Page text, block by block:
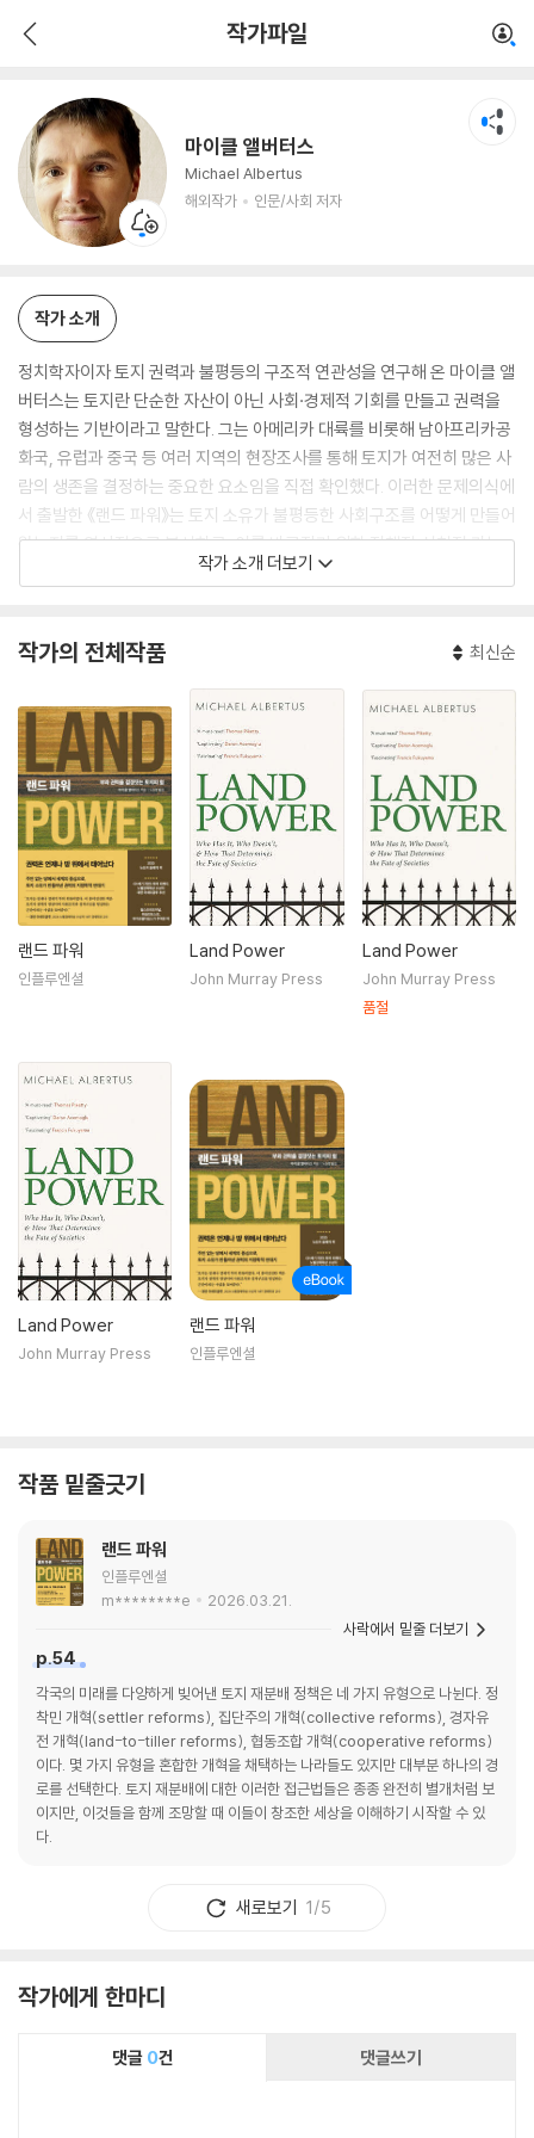
작가파일
마이클 앨버터스
Michael Albertus
해외작가
인문/사회 저자
인문/사회 저자
작가 소개
정치학자이자 토지 권력과 불평등의 구조적 연관성을 연구해 온 마이클 앨
버터스는 토지란 단순한 자산이 아닌 사회·경제적 기회를 만들고 권력을
형성하는 기반이라고 말한다. 그는 아메리카 대륙를 비롯해 남아프리카공
화국, 유럽과 중국 등 여러 지역의 현장조사를 통해 토지가 여전히 많은 사
람의 생존을 결정하는 중요한 요소임을 직접 확인했다. 이러한 문제의식에
서 출발한 《랜드 파워》는 토지 소유가 불평등한 사회구조를 어떻게 만들어
왔는지를 역사적으로 분석하고, 이를 바로잡기 위한 정책적·실천적 가능
성을 제시한다. 미시간대학교에서 정치학, 전기공학, 수학 학사 학위를 받
배, 재산권 등에 대해 연구하고 있다. 그의 연구는 《미국 정치학 저널Ame
rican Journal of Political Science》을 포함한 여러 학술지에 게재되었
다. 지은 책 《독재와 재분배Autocracy and Redistribution》는 2016년
미국 정치학회APSA 비교정치학 부문 그레고리 뤼베르트상Gregory Lu
ebbert Best Book Award을 받았으며, 《권리 없는 재산Property wit
hout Rights》은 2022년 APSA 베스트북 후보에 올랐다. 토지 소유와 권
력의 관계를 다룬 책 《랜드 파워》는 《뉴욕타임스》, 《파이낸셜타임스》,
《워싱턴포스트》 등 전 세계 주요 언론에서 주목받았고, 2025년 《뉴요커》
올해의 책으로 선정되었다.
작가 소개 더보기
작가의 전체작품 최신순
랜드 파워
인플루엔셜
Land Power
John Murray Press
Land Power
John Murray Press
품절
Land Power
John Murray Press
랜드 파워
인플루엔셜
작품 밑줄긋기
랜드 파워
인플루엔셜
m********e
2026.03.21.
p.54
각국의 미래를 다양하게 빚어낸 토지 재분배 정책은 네 가지 유형으로 나뉜다. 정
착민 개혁(settler reforms), 집단주의 개혁(collective reforms), 경자유
전 개혁(land-to-tiller reforms), 협동조합 개혁(cooperative reforms)
이다. 몇 가지 유형을 혼합한 개혁을 채택하는 나라들도 있지만 대부분 하나의 경
로를 선택한다. 토지 재분배에 대한 이러한 접근법들은 종종 완전히 별개처럼 보
이지만, 이것들을 함께 조망할 때 이들이 창조한 세상을 이해하기 시작할 수 있
다.
사락에서 밑줄 더보기
새로보기 1/5
작가에게 한마디
댓글 0건 댓글쓰기